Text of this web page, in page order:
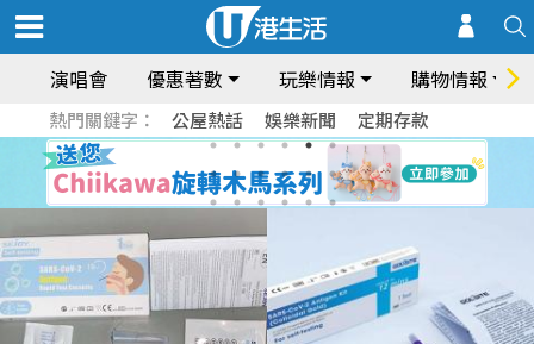
演唱會 優惠著數 玩樂情報 購物情報
熱門關鍵字： 公屋熱話 娛樂新聞 定期存款